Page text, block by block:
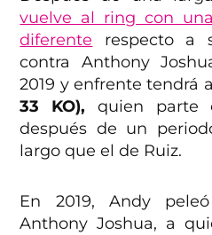
vuelve al ring con
diferente respecto a
contra Anthony
2019 y enfrente tendrá a
33 KO), quien parte
después de un
largo que el de Ruiz.
En 2019, Andy
Anthony Joshua, a